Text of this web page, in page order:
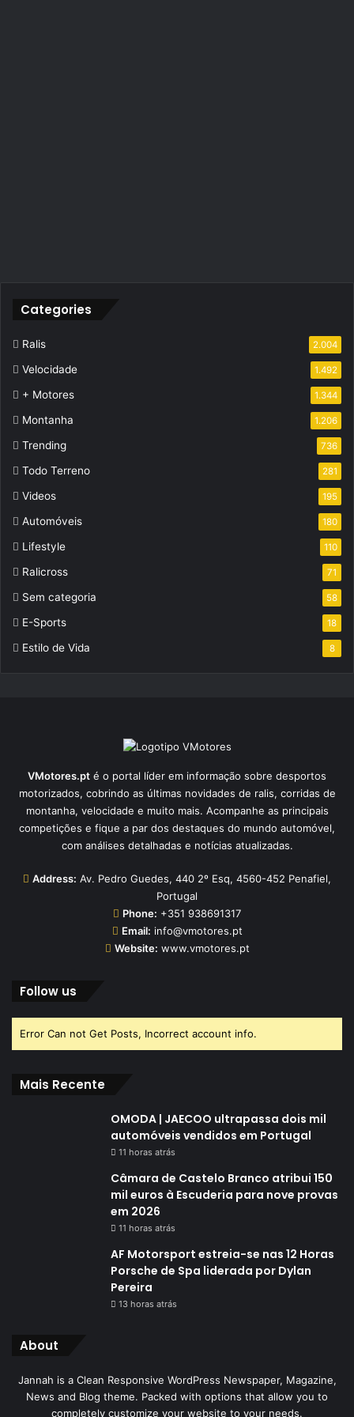
Categories
Ralis 2.004
Velocidade 1.492
+ Motores 1.344
Montanha 1.206
Trending 736
Todo Terreno 281
Videos 195
Automóveis 180
Lifestyle 110
Ralicross 71
Sem categoria 58
E-Sports 18
Estilo de Vida 8
VMotores.pt é o portal líder em informação sobre desportos
motorizados, cobrindo as últimas novidades de ralis, corridas de
montanha, velocidade e muito mais. Acompanhe as principais
competições e fique a par dos destaques do mundo automóvel,
com análises detalhadas e notícias atualizadas.
Address: Av. Pedro Guedes, 440 2º Esq, 4560-452 Penafiel,
Portugal
Phone: +351 938691317
Email: info@vmotores.pt
Website: www.vmotores.pt
Follow us
Error Can not Get Posts, Incorrect account info.
Mais Recente
OMODA | JAECOO ultrapassa dois mil
automóveis vendidos em Portugal
11 horas atrás
Câmara de Castelo Branco atribui 150
mil euros à Escuderia para nove provas
em 2026
11 horas atrás
AF Motorsport estreia-se nas 12 Horas
Porsche de Spa liderada por Dylan
Pereira
13 horas atrás
About
Jannah is a Clean Responsive WordPress Newspaper, Magazine,
News and Blog theme. Packed with options that allow you to
completely customize your website to your needs.